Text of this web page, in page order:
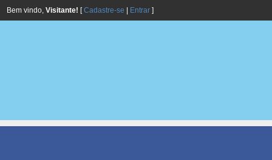
Bem vindo, Visitante! [Cadastre-se Entrar ]